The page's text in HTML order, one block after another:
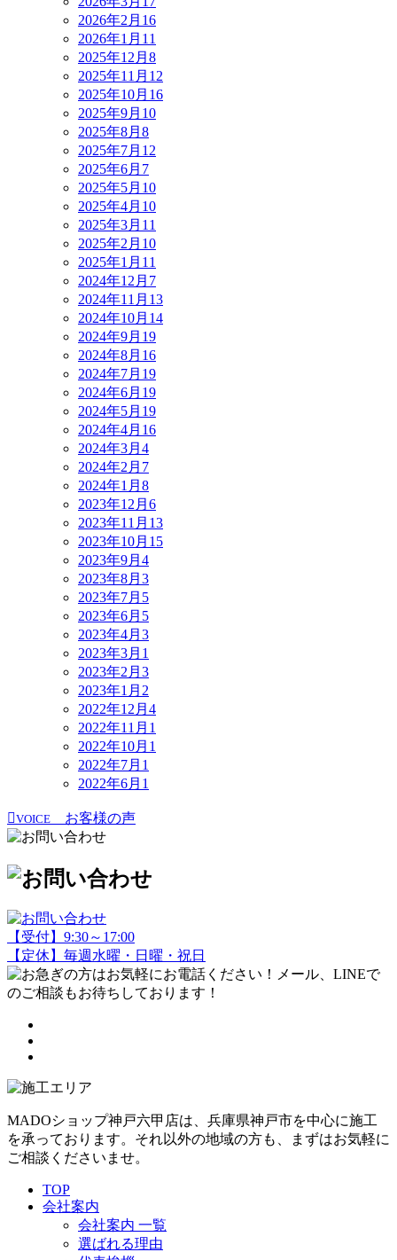
2026年2月 16
2026年1月 11
2025年12月 8
2025年11月 12
2025年10月 16
2025年9月 10
2025年8月 8
2025年7月 12
2025年6月 7
2025年5月 10
2025年4月 10
2025年3月 11
2025年2月 10
2025年1月 11
2024年12月 7
2024年11月 13
2024年10月 14
2024年9月 19
2024年8月 16
2024年7月 19
2024年6月 19
2024年5月 19
2024年4月 16
2024年3月 4
2024年2月 7
2024年1月 8
2023年12月 6
2023年11月 13
2023年10月 15
2023年9月 4
2023年8月 3
2023年7月 5
2023年6月 5
2023年4月 3
2023年3月 1
2023年2月 3
2023年1月 2
2022年12月 4
2022年11月 1
2022年10月 1
2022年7月 1
2022年6月 1
VOICE お客様の声
【受付】9:30～17:00
【定休】毎週水曜・日曜・祝日
MADOショップ神戸六甲店は、兵庫県神戸市を中心に施工
を承っております。それ以外の地域の方も、まずはお気軽に
ご相談くださいませ。
TOP
会社案内
会社案内 一覧
選ばれる理由